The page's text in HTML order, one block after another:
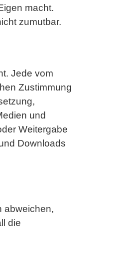
macht.
zumutbar.
Jede vom
Zustimmung
und
Weitergabe
Downloads
abweichen,
die